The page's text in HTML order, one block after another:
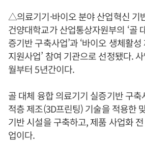
△의료기기·바이오 분야 산업혁신 기
건양대학교가 산업통상자원부의 ‘골
증기반 구축사업’과 ‘바이오 생체활
지원사업’ 참여 기관으로 선정됐다.
월부터 5년간이다.
골 대체 융합 의료기기 실증기반 구
적층 제조(3D프린팅) 기술을 적용한
기반 시설을 구축하고, 제품 사업화
업이다.